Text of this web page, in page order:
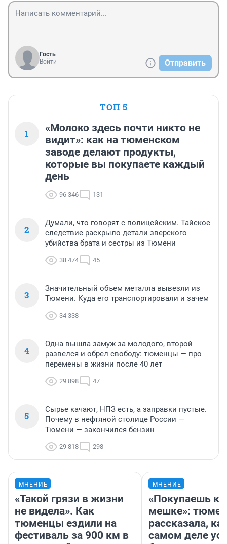
Гость
Войти
Отправить
ТОП 5
1
«Молоко здесь почти никто не
видит»: как на тюменском
заводе делают продукты,
которые вы покупаете каждый
день
96 346 131
2
Думали, что говорят с полицейским. Тайское
следствие раскрыло детали зверского
убийства брата и сестры из Тюмени
38 474 45
3
Значительный объем металла вывезли из
Тюмени. Куда его транспортировали и зачем
34 338
4
Одна вышла замуж за молодого, второй
развелся и обрел свободу: тюменцы — про
перемены в жизни после 40 лет
29 898 47
5
Сырье качают, НПЗ есть, а заправки пустые.
Почему в нефтяной столице России —
Тюмени — закончился бензин
29 818 298
МНЕНИЕ
«Такой грязи в жизни
не видела». Как
тюменцы ездили на
фестиваль за 900 км в
МНЕНИЕ
«Покупаешь
мешке»:
рассказала,
самом деле